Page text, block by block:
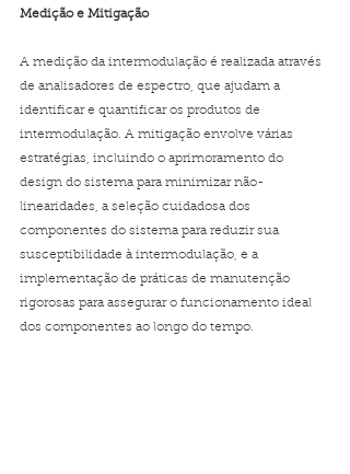
Medição e Mitigação
A medição da intermodulação é realizada através
de analisadores de espectro, que ajudam a
identificar e quantificar os produtos de
intermodulação. A mitigação envolve várias
estratégias, incluindo o aprimoramento do
design do sistema para minimizar não-
linearidades, a seleção cuidadosa dos
componentes do sistema para reduzir sua
susceptibilidade à intermodulação, e a
implementação de práticas de manutenção
rigorosas para assegurar o funcionamento ideal
dos componentes ao longo do tempo.